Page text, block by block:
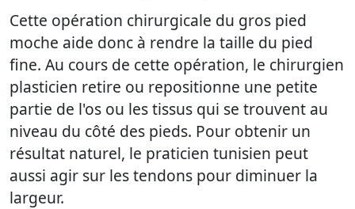
Cette opération chirurgicale du gros pied
moche aide donc à rendre la taille du pied
fine. Au cours de cette opération, le chirurgien
plasticien retire ou repositionne une petite
partie de l'os ou les tissus qui se trouvent au
niveau du côté des pieds. Pour obtenir un
résultat naturel, le praticien tunisien peut
aussi agir sur les tendons pour diminuer la
largeur.